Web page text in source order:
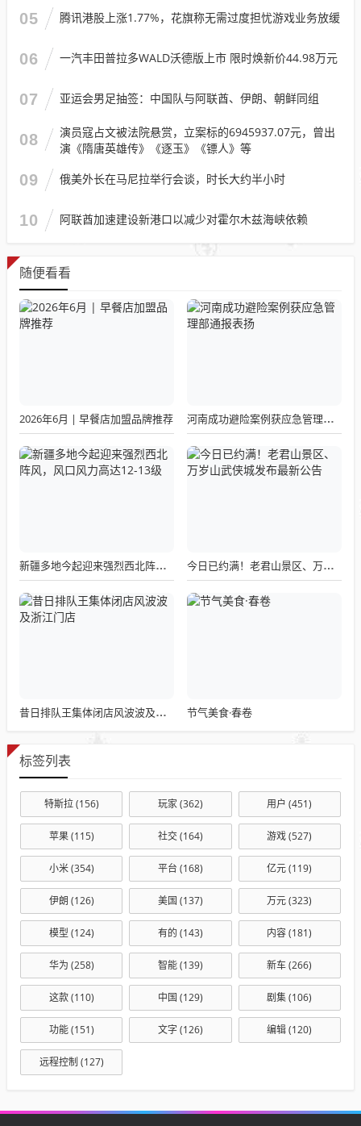
05 腾讯港股上涨1.77%，花旗称无需过度担忧游戏业务放缓
06 一汽丰田普拉多WALD沃德版上市 限时焕新价44.98万元
07 亚运会男足抽签：中国队与阿联酋、伊朗、朝鲜同组
08
演员寇占文被法院悬赏，立案标的6945937.07元，曾出
演《隋唐英雄传》《逐玉》《镖人》等
09 俄美外长在马尼拉举行会谈，时长大约半小时
10 阿联酋加速建设新港口以减少对霍尔木兹海峡依赖
随便看看
2026年6月 | 早餐店加盟品牌推荐 河南成功避险案例获应急管理部通报表扬
新疆多地今起迎来强烈西北阵风，风口风力高达12-13级 今日已约满！老君山景区、万岁山武侠城发布最新公告
昔日排队王集体闭店风波波及浙江门店 节气美食·春卷
标签列表
特斯拉(156) 玩家(362) 用户 (451)
苹果(115) 社交(164) 游戏(527)
小米(354) 平台 (168) 亿元(119)
伊朗 (126) 美国 (137) 万元(323)
模型 (124) 有的 (143) 内容(181)
华为 (258) 智能(139) 新车(266)
这款(110) 中国 (129) 剧集(106)
功能(151) 文字(126) 编辑(120)
远程控制 (127)